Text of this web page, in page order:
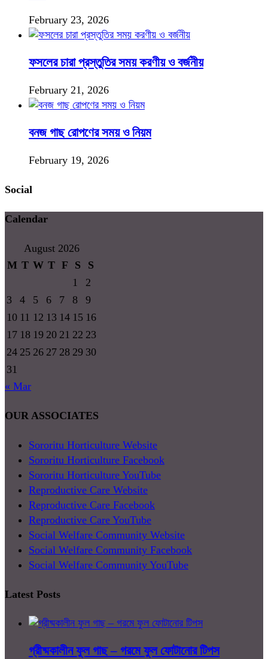
February 23, 2026
ফসলের চারা প্রস্তুতির সময় করণীয় ও বর্জনীয়
February 21, 2026
বনজ গাছ রোপণের সময় ও নিয়ম
February 19, 2026
Social
Calendar
August 2026
M T W T F S
S
1
2
3
4 5 6 7 8
9
10 11 12 13 14 15 16
17 18 19 20 21 22 23
24 25 26 27 28 29 30
31
« Mar
OUR ASSOCIATES
Sororitu Horticulture Website
Sororitu Horticulture Facebook
Sororitu Horticulture YouTube
Reproductive Care Website
Reproductive Care Facebook
Reproductive Care YouTube
Social Welfare Community Website
Social Welfare Community Facebook
Social Welfare Community YouTube
Latest Posts
গ্রীষ্মকালীন ফুল গাছ – গরমে ফুল ফোটানোর টিপস